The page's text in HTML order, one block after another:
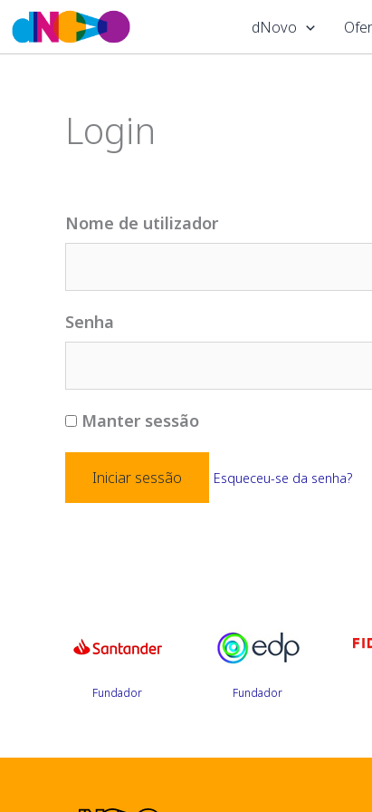
Skip
to
dNovo
Login
Nome de utilizador
Senha
Manter sessão
Esqueceu-se da senha?
Fundador Fundador